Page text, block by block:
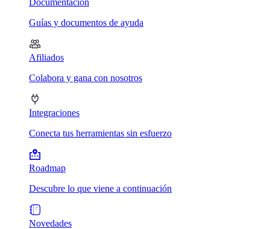
Documentación
Guías y documentos de ayuda
Afiliados
Colabora y gana con nosotros
Integraciones
Conecta tus herramientas sin esfuerzo
Roadmap
Descubre lo que viene a continuación
Novedades